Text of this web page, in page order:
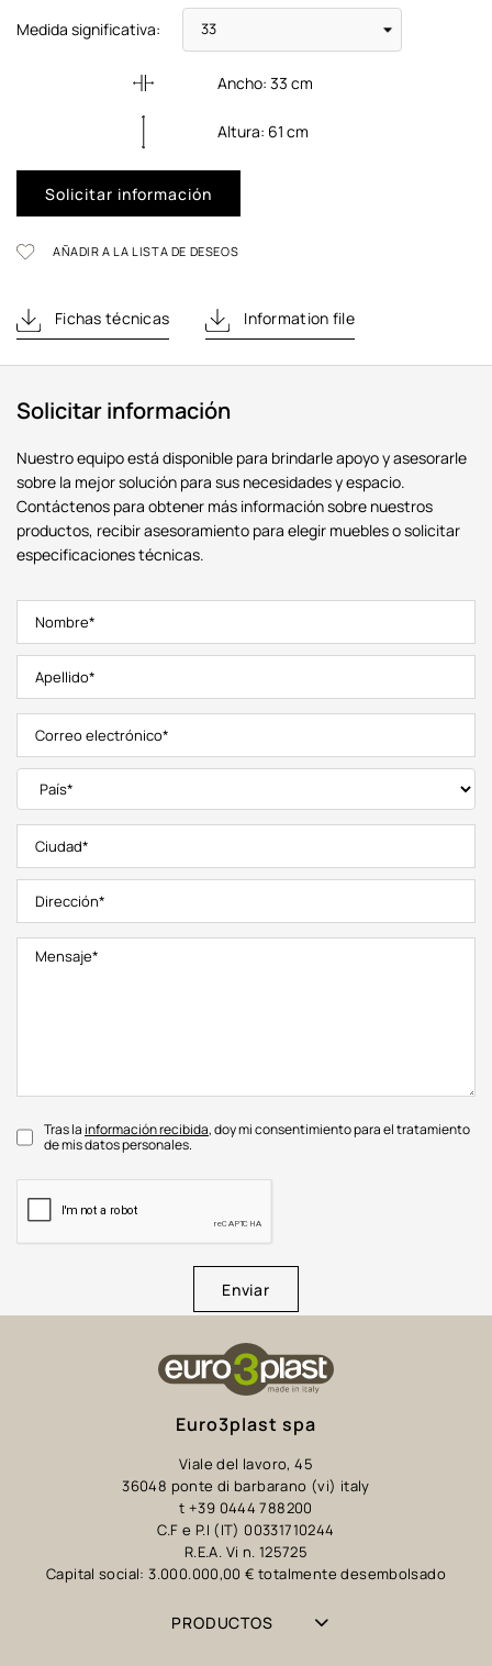
Medida significativa:
Ancho:33 cm
Altura: 61 cm
Solicitar información
AÑADIR A LA LISTA DE DESEOS
Fichas técnicas Information file
Solicitar información
Nuestro equipo está disponible para brindarle apoyo y asesorarle
sobre la mejor solución para sus necesidades y espacio.
Contáctenos para obtener más información sobre nuestros
productos, recibir asesoramiento para elegir muebles o solicitar
especificaciones técnicas.
Tras la información recibida, doy mi consentimiento para el tratamiento
de mis datos personales.
Enviar
Euro3plast spa
Viale del lavoro, 45
36048 ponte di barbarano (vi) italy
t +39 0444 788200
C.F e P.I (IT) 00331710244
R.E.A. Vi n. 125725
Capital social: 3.000.000,00 € totalmente desembolsado
PRODUCTOS